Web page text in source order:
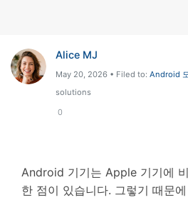
플랜 및 가격
도움말 센터
모바일
온라인
닥터폰 하이라이트 살펴보기
사용 방법은 무엇입니까?
고객 지원 센터
리소스
다운로드 센터
🔓️온라인 잠금 해제
무료 다운로드
Alice MJ
May 20, 2026 • Filed to: Android
solutions
0
Android 기기는 Apple 기기에
한 점이 있습니다. 그렇기 때문